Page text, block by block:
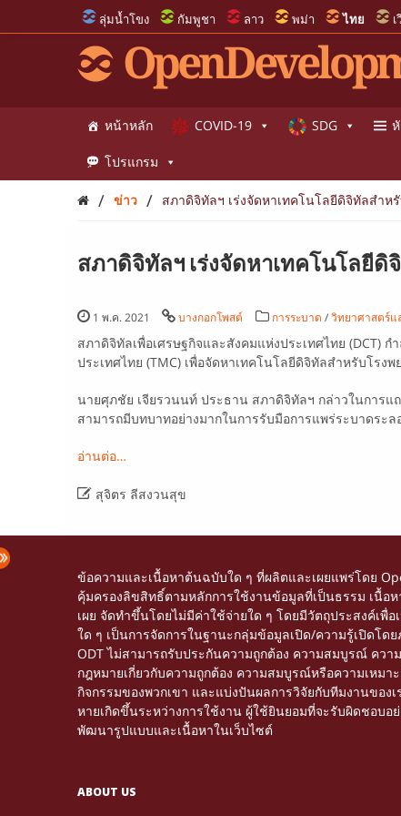
ลุ่มน้ำโขง กัมพูชา ลาว พม่า ไทย
หน้าหลัก COVID-19 SDG
โปรแกรม
/ ข่าว / สภาดิจิทัลฯ เร่งจัดหาเทคโนโลยีดิจิทัลสำห
สภาดิจิทัลฯ เร่งจัดหาเทคโนโลยี
1 พ.ค. 2021 บางกอกโพสต์ การระบาด /วิทยาศาสตร์แ
สภาดิจิทัลเพื่อเศรษฐกิจและสังคมแห่งประเทศไทย (DCT)
ประเทศไทย (TMC) เพื่อจัดหาเทคโนโลยีดิจิทัลสำหรับโร
นายศุภชัย เจียรวนนท์ ประธาน สภาดิจิทัลฯ กล่าวในการแ
สามารถมีบทบาทอย่างมากในการรับมือการแพร่ระบาดระล
อ่านต่อ…
สุจิตร ลีสงวนสุข
ข้อความและเนื้อหาต้นฉบับใด ๆ ที่ผลิตและเผยแพร่โดย
คุ้มครองลิขสิทธิ์ตามหลักการใช้งานข้อมูลที่เป็นธรรม เนื้อ
เผย จัดทำขึ้นโดยไม่มีค่าใช้จ่ายใด ๆ โดยมีวัตถุประสงค์เพื่
ใด ๆ เป็นการจัดการในฐานะกลุ่มข้อมูลเปิด/ความรู้เปิดโ
ODT ไม่สามารถรับประกันความถูกต้อง ความสมบูรณ์ คว
กฎหมายเกี่ยวกับความถูกต้อง ความสมบูรณ์หรือความเหม
กิจกรรมของพวกเขา และแบ่งปันผลการวิจัยกับทีมงานของ
หายเกิดขึ้นระหว่างการใช้งาน ผู้ใช้ยินยอมที่จะรับผิดชอบ
พัฒนารูปแบบและเนื้อหาในเว็บไซต์
ABOUT US